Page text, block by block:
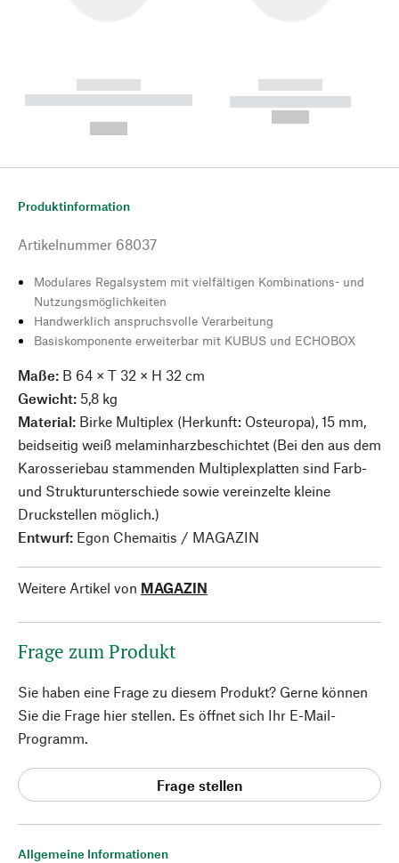
------------
----------- ----------- --------
------------
----------- -----------
Allgemeine Informationen
Produktinformation
Artikelnummer 68037
Modulares Regalsystem mit vielfältigen Kombinations- und
Nutzungsmöglichkeiten
Handwerklich anspruchsvolle Verarbeitung
Basiskomponente erweiterbar mit KUBUS und ECHOBOX
Maße: B 64 × T 32 × H 32 cm
Gewicht: 5,8 kg
Material: Birke Multiplex (Herkunft: Osteuropa), 15 mm,
beidseitig weiß melaminharzbeschichtet (Bei den aus dem
Karosseriebau stammenden Multiplexplatten sind Farb-
und Strukturunterschiede sowie vereinzelte kleine
Druckstellen möglich.)
Entwurf: Egon Chemaitis / MAGAZIN
Weitere Artikel von MAGAZIN
Frage zum Produkt
Sie haben eine Frage zu diesem Produkt? Gerne können
Sie die Frage hier stellen. Es öffnet sich Ihr E-Mail-
Programm.
Frage stellen